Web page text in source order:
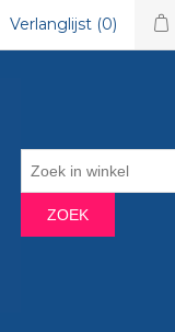
Verlanglijst (0)
ZOEK